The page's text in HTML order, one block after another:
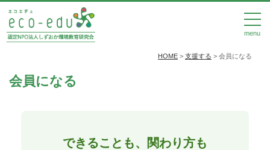
menu
HOME > 支援する > 会員になる
会員になる
できることも、関わり方も